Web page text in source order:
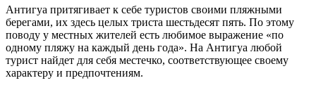
Антигуа притягивает к себе туристов своими пляжными
берегами, их здесь целых триста шестьдесят пять. По этому
поводу у местных жителей есть любимое выражение «по
одному пляжу на каждый день года». На Антигуа любой
турист найдет для себя местечко, соответствующее своему
характеру и предпочтениям.